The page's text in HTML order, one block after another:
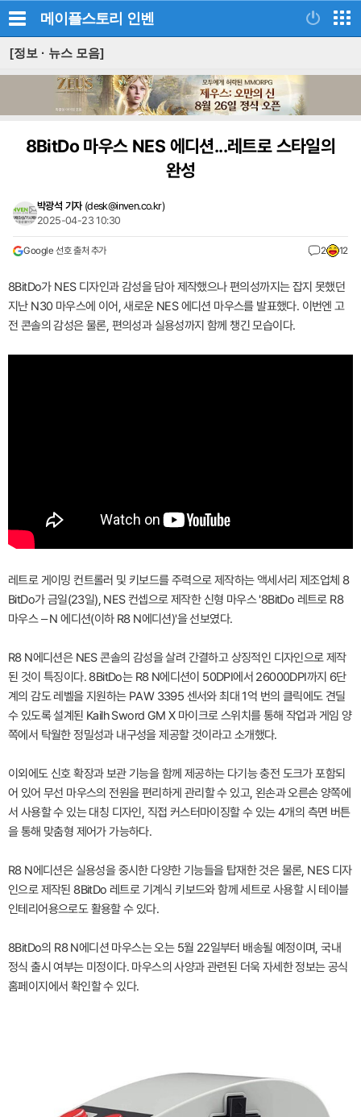
메이플스토리 인벤
[정보 · 뉴스 모음]
8BitDo 마우스 NES 에디션...레트로 스타일의
완성
박광석 기자 (desk@inven.co.kr)
2025-04-23 10:30
Google 선호 출처 추가 2 12
8BitDo가 NES 디자인과 감성을 담아 제작했으나 편의성까지는 잡지 못했던
지난 N30 마우스에 이어, 새로운 NES 에디션 마우스를 발표했다. 이번엔 고
전 콘솔의 감성은 물론, 편의성과 실용성까지 함께 챙긴 모습이다.
레트로 게이밍 컨트롤러 및 키보드를 주력으로 제작하는 액세서리 제조업체 8
BitDo가 금일(23일), NES 컨셉으로 제작한 신형 마우스 '8BitDo 레트로 R8
마우스 – N 에디션(이하 R8 N에디션)'을 선보였다.
R8 N에디션은 NES 콘솔의 감성을 살려 간결하고 상징적인 디자인으로 제작
된 것이 특징이다. 8BitDo는 R8 N에디션이 50DPI에서 26000DPI까지 6단
계의 감도 레벨을 지원하는 PAW 3395 센서와 최대 1억 번의 클릭에도 견딜
수 있도록 설계된 Kailh Sword GM X 마이크로 스위치를 통해 작업과 게임 양
쪽에서 탁월한 정밀성과 내구성을 제공할 것이라고 소개했다.
이외에도 신호 확장과 보관 기능을 함께 제공하는 다기능 충전 도크가 포함되
어 있어 무선 마우스의 전원을 편리하게 관리할 수 있고, 왼손과 오른손 양쪽에
서 사용할 수 있는 대칭 디자인, 직접 커스터마이징할 수 있는 4개의 측면 버튼
을 통해 맞춤형 제어가 가능하다.
R8 N에디션은 실용성을 중시한 다양한 기능들을 탑재한 것은 물론, NES 디자
인으로 제작된 8BitDo 레트로 기계식 키보드와 함께 세트로 사용할 시 테이블
인테리어용으로도 활용할 수 있다.
8BitDo의 R8 N에디션 마우스는 오는 5월 22일부터 배송될 예정이며, 국내
정식 출시 여부는 미정이다. 마우스의 사양과 관련된 더욱 자세한 정보는 공식
홈페이지에서 확인할 수 있다.